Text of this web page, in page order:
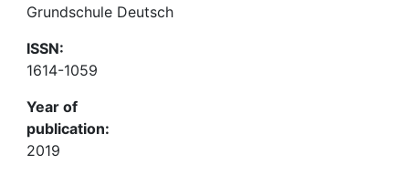
Grundschule Deutsch
ISSN:
1614-1059
Year of
publication:
2019